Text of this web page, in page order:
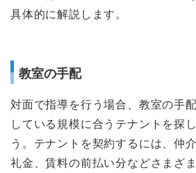
具体的に解説します。
教室の手配
対面で指導を行う場合、教室の手
している規模に合うテナントを探
う。テナントを契約するには、仲
礼金、賃料の前払い分などさまざ